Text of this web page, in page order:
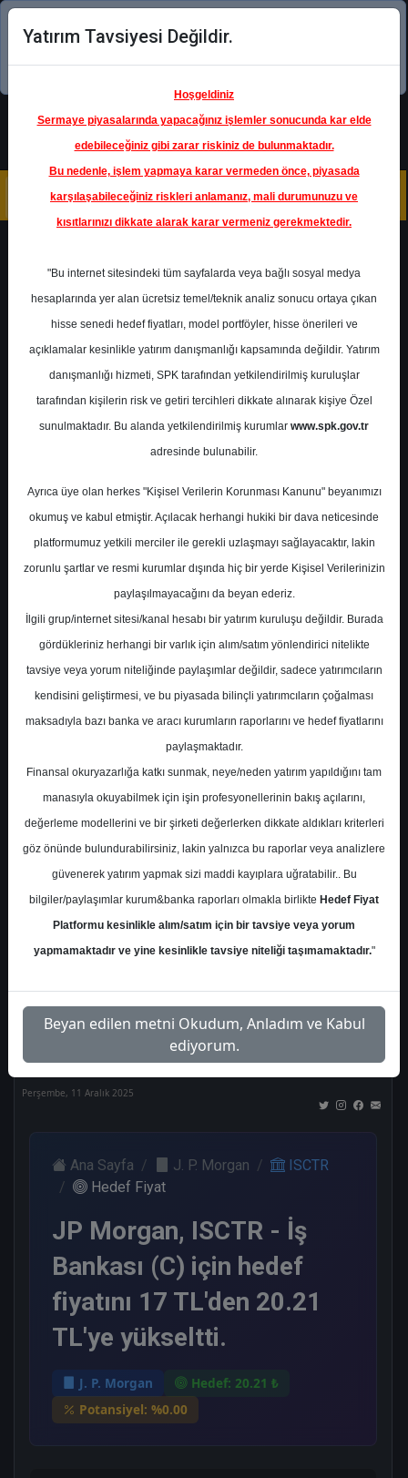
Şimdi uygulamayı indirin!
ISCTR- TÜRKİYE İŞ BANKASI
A.Ş.
Hedef Fiyat 20.21 ₺
Getiri
%0.00
0
Get.
0
Perşembe, 11 Aralık 2025
En Yüksek Tahmin 23,36 ₺
Ortalama Fiyat Tahmini 19,32 ₺
Ortalama Getiri Potansiyeli %56.30
Kurum Sayısı
21
Al
10
Tut
1
End.
Get.
3
Endeks
Get.
4
Tavsiye
1
Perşembe, 11 Aralık 2025
Ana Sayfa J. P. Morgan
ISCTR
Hedef Fiyat
JP Morgan, ISCTR - İş
Bankası (C) için hedef
fiyatını 17 TL'den 20.21
TL'ye yükseltti.
J. P. Morgan
Hedef: 20.21 ₺
Potansiyel: %0.00
Yatırım Tavsiyesi Değildir.
Hoşgeldiniz
Sermaye piyasalarında yapacağınız işlemler sonucunda kar elde
edebileceğiniz gibi zarar riskiniz de bulunmaktadır.
Bu nedenle, işlem yapmaya karar vermeden önce, piyasada
karşılaşabileceğiniz riskleri anlamanız, mali durumunuzu ve
kısıtlarınızı dikkate alarak karar vermeniz gerekmektedir.
"Bu internet sitesindeki tüm sayfalarda veya bağlı sosyal medya
hesaplarında yer alan ücretsiz temel/teknik analiz sonucu ortaya çıkan
hisse senedi hedef fiyatları, model portföyler, hisse önerileri ve
açıklamalar kesinlikle yatırım danışmanlığı kapsamında değildir. Yatırım
danışmanlığı hizmeti, SPK tarafından yetkilendirilmiş kuruluşlar
tarafından kişilerin risk ve getiri tercihleri dikkate alınarak kişiye Özel
sunulmaktadır. Bu alanda yetkilendirilmiş kurumlar www.spk.gov.tr
adresinde bulunabilir.
Ayrıca üye olan herkes "Kişisel Verilerin Korunması Kanunu" beyanımızı
okumuş ve kabul etmiştir. Açılacak herhangi hukiki bir dava neticesinde
platformumuz yetkili merciler ile gerekli uzlaşmayı sağlayacaktır, lakin
zorunlu şartlar ve resmi kurumlar dışında hiç bir yerde Kişisel Verilerinizin
paylaşılmayacağını da beyan ederiz.
İlgili grup/internet sitesi/kanal hesabı bir yatırım kuruluşu değildir. Burada
gördükleriniz herhangi bir varlık için alım/satım yönlendirici nitelikte
tavsiye veya yorum niteliğinde paylaşımlar değildir, sadece yatırımcıların
kendisini geliştirmesi, ve bu piyasada bilinçli yatırımcıların çoğalması
maksadıyla bazı banka ve aracı kurumların raporlarını ve hedef fiyatlarını
paylaşmaktadır.
Finansal okuryazarlığa katkı sunmak, neye/neden yatırım yapıldığını tam
manasıyla okuyabilmek için işin profesyonellerinin bakış açılarını,
değerleme modellerini ve bir şirketi değerlerken dikkate aldıkları kriterleri
göz önünde bulundurabilirsiniz, lakin yalnızca bu raporlar veya analizlere
güvenerek yatırım yapmak sizi maddi kayıplara uğratabilir.. Bu
bilgiler/paylaşımlar kurum&banka raporları olmakla birlikte Hedef Fiyat
Platformu kesinlikle alım/satım için bir tavsiye veya yorum
yapmamaktadır ve yine kesinlikle tavsiye niteliği taşımamaktadır."
Beyan edilen metni Okudum, Anladım ve Kabul
ediyorum.